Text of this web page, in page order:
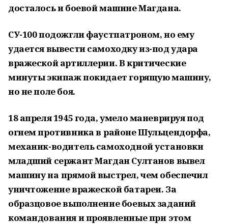
досталось и боевой машине Магдана.
СУ-100 подожгли фаустпатроном, но ему
удается вывести самоходку из-под удара
вражеской артиллерии. В критические
минуты экипаж покидает горящую машину,
но не поле боя.
18 апреля 1945 года, умело маневрируя под
огнем противника в районе Шульцендорфа,
механик-водитель самоходной установки
младший сержант Магдан Султанов вывел
машину на прямой выстрел, чем обеспечил
уничтожение вражеской батареи. За
образцовое выполнение боевых заданий
командования и проявленные при этом